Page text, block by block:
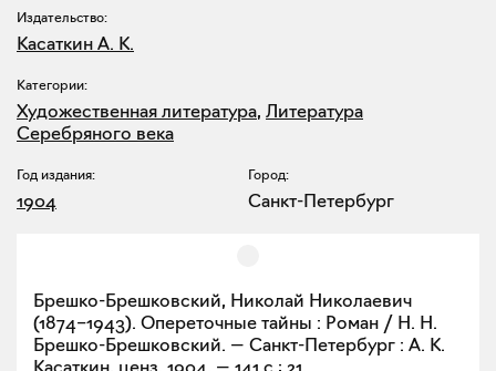
Издательство:
Касаткин А. К.
Категории:
Художественная литература, Литература
Серебряного века
Год издания:
1904
Город:
Санкт-Петербург
Брешко-Брешковский, Николай Николаевич
(1874–1943). Опереточные тайны : Роман / Н. Н.
Брешко-Брешковский. — Санкт-Петербург : А. К.
Касаткин, ценз. 1904. — 141 с.; 21.